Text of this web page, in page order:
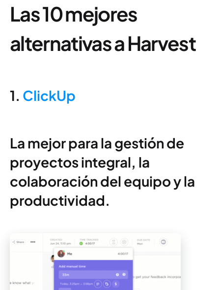
Las 10 mejores
alternativas a Harvest
1. ClickUp
La mejor para la gestión de
proyectos integral, la
colaboración del equipo y la
productividad.